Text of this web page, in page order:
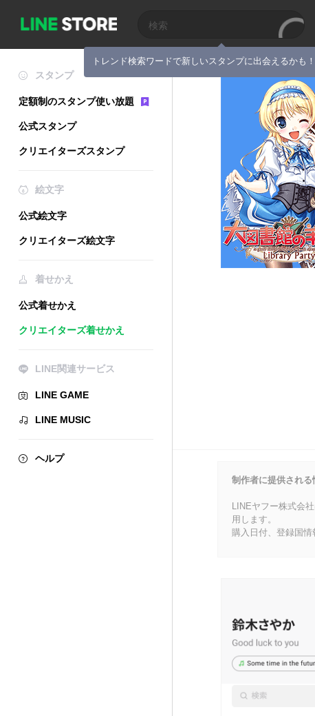
トレンド検索ワードで新しいスタンプに出会えるかも！
スタンプ
定額制のスタンプ使い放題
公式スタンプ
クリエイターズスタンプ
絵文字
公式絵文字
クリエイターズ絵文字
着せかえ
公式着せかえ
クリエイターズ着せかえ
LINE関連サービス
LINE GAME
LINE MUSIC
ヘルプ
制作者に提供される
LINEヤフー株式会
用します。
購入日付、登録国